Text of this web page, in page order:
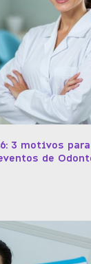
3 motivos
de